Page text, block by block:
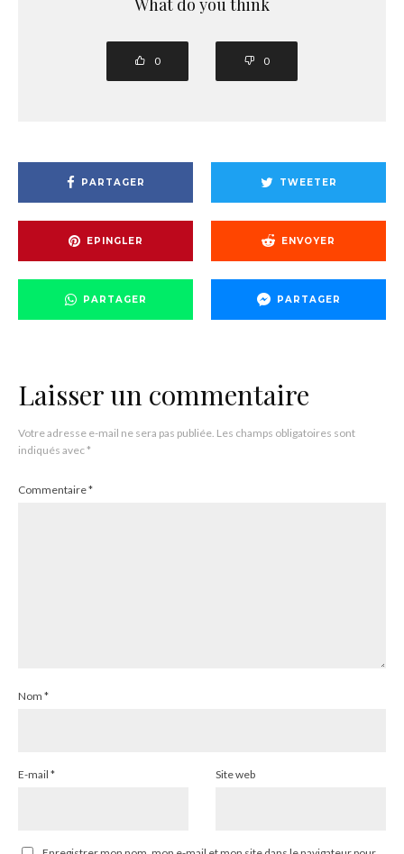
What do you think
0 0
PARTAGER TWEETER
EPINGLER ENVOYER
PARTAGER PARTAGER
Laisser un commentaire
Votre adresse e-mail ne sera pas publiée. Les champs obligatoires sont
indiqués avec*
Commentaire*
Nom *
E-mail * Site web